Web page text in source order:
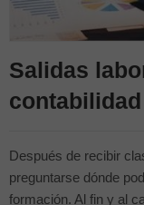
Salidas
contabilidad
Después de recibir
preguntarse dónde
formación. Al fin y al